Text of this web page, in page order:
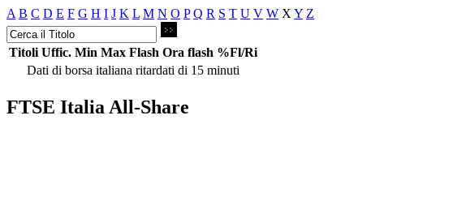
A B C D E F G H I J K L M N O P Q R S T U V W X Y Z
Titoli Uffic. Min Max Flash Ora flash %Fl/Ri
Dati di borsa italiana ritardati di 15 minuti
FTSE Italia All-Share